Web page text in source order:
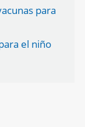
para
el niño